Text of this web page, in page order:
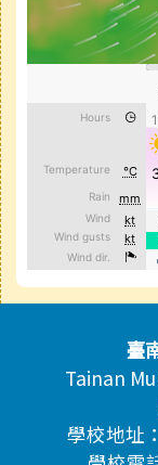
頁尾區域臺
Tainan
學校地址